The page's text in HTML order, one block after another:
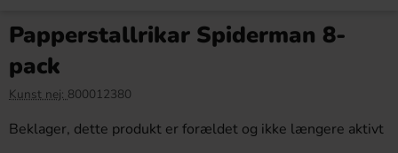
Papperstallrikar Spiderman 8-
pack
Kunst nej: 800012380
Beklager, dette produkt er forældet og ikke længere aktivt